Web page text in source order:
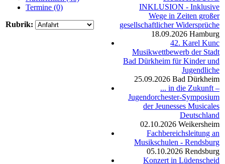
Termine (0)
Rubrik:
INKLUSION - Inklusive
Wege in Zeiten großer
gesellschaftlicher Widersprüche
18.09.2026 Hamburg
42. Karel Kunc
Musikwettbewerb der Stadt
Bad Dürkheim für Kinder und
Jugendliche
25.09.2026 Bad Dürkheim
... in die Zukunft –
Jugendorchester-Symposium
der Jeunesses Musicales
Deutschland
02.10.2026 Weikersheim
Fachbereichsleitung an
Musikschulen - Rendsburg
05.10.2026 Rendsburg
Konzert in Lüdenscheid